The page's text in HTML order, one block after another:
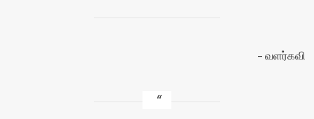
வளர்கவி